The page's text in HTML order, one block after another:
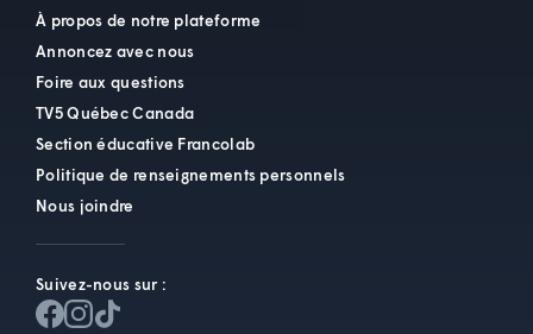
À propos de notre plateforme
Annoncez avec nous
Foire aux questions
TV5 Québec Canada
Section éducative Francolab
Politique de renseignements personnels
Nous joindre
Suivez-nous sur :